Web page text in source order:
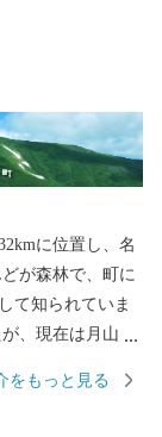
に位置し、名
が森林で、町に
て知られていま
、月山湖大噴水
をもっと見る